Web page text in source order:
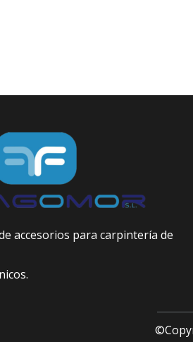
accesorios para carpintería de